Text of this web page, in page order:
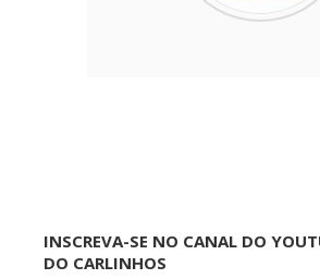
INSCREVA-SE NO CANAL DO
DO CARLINHOS